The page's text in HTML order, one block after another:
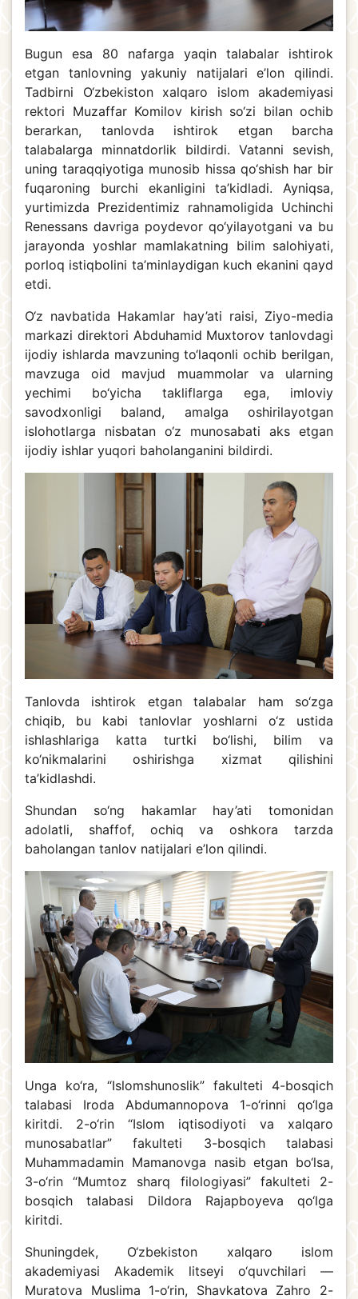
Bugun esa 80 nafarga yaqin talabalar ishtirok
etgan tanlovning yakuniy natijalari e’lon qilindi.
Tadbirni O‘zbekiston xalqaro islom akademiyasi
rektori Muzaffar Komilov kirish so‘zi bilan ochib
berarkan, tanlovda ishtirok etgan barcha
talabalarga minnatdorlik bildirdi. Vatanni sevish,
uning taraqqiyotiga munosib hissa qo‘shish har bir
fuqaroning burchi ekanligini ta’kidladi. Ayniqsa,
yurtimizda Prezidentimiz rahnamoligida Uchinchi
Renessans davriga poydevor qo‘yilayotgani va bu
jarayonda yoshlar mamlakatning bilim salohiyati,
porloq istiqbolini ta’minlaydigan kuch ekanini qayd
etdi.
O‘z navbatida Hakamlar hay’ati raisi, Ziyo-media
markazi direktori Abduhamid Muxtorov tanlovdagi
ijodiy ishlarda mavzuning to‘laqonli ochib berilgan,
mavzuga oid mavjud muammolar va ularning
yechimi bo‘yicha takliflarga ega, imloviy
savodxonligi baland, amalga oshirilayotgan
islohotlarga nisbatan o‘z munosabati aks etgan
ijodiy ishlar yuqori baholanganini bildirdi.
Tanlovda ishtirok etgan talabalar ham so‘zga
chiqib, bu kabi tanlovlar yoshlarni o‘z ustida
ishlashlariga katta turtki bo‘lishi, bilim va
ko‘nikmalarini oshirishga xizmat qilishini
ta’kidlashdi.
Shundan so‘ng hakamlar hay’ati tomonidan
adolatli, shaffof, ochiq va oshkora tarzda
baholangan tanlov natijalari e’lon qilindi.
Unga ko‘ra, “Islomshunoslik” fakulteti 4-bosqich
talabasi Iroda Abdumannopova 1-o‘rinni qo‘lga
kiritdi. 2-o‘rin “Islom iqtisodiyoti va xalqaro
munosabatlar” fakulteti 3-bosqich talabasi
Muhammadamin Mamanovga nasib etgan bo‘lsa,
3-o‘rin “Mumtoz sharq filologiyasi” fakulteti 2-
bosqich talabasi Dildora Rajapboyeva qo‘lga
kiritdi.
Shuningdek, O‘zbekiston xalqaro islom
akademiyasi Akademik litseyi o‘quvchilari —
Muratova Muslima 1-o‘rin, Shavkatova Zahro 2-